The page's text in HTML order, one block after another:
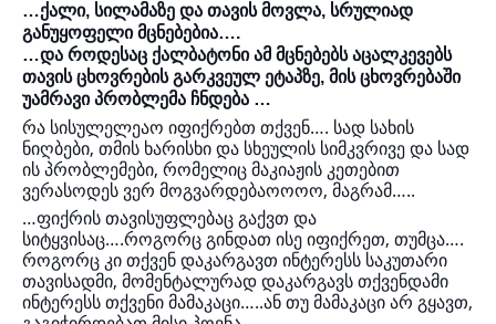
…ქალი, სილამაზე და თავის მოვლა, სრულიად
განუყოფელი მცნებებია….
…და როდესაც ქალბატონი ამ მცნებებს აცალკევებს
თავის ცხოვრების გარკვეულ ეტაპზე, მის ცხოვრებაში
უამრავი პრობლემა ჩნდება …
რა სისულელეაო იფიქრებთ თქვენ…. სად სახის
ნიღბები, თმის ხარისხი და სხეულის სიმკვრივე და სად
ის პრობლემები, რომელიც მაკიაჟის კეთებით
ვერასოდეს ვერ მოგვარდებაოოოო, მაგრამ…..
…ფიქრის თავისუფლებაც გაქვთ და
სიტყვისაც….როგორც გინდათ ისე იფიქრეთ, თუმცა….
როგორც კი თქვენ დაკარგავთ ინტერესს საკუთარი
თავისადმი, მომენტალურად დაკარგავს თქვენდამი
ინტერესს თქვენი მამაკაცი…..ან თუ მამაკაცი არ გყავთ,